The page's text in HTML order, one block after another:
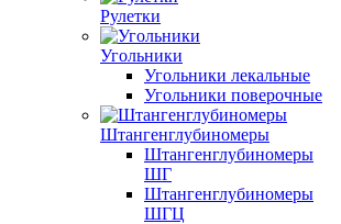
Рулетки
Угольники
Угольники лекальные
Угольники поверочные
Штангенглубиномеры
Штангенглубиномеры
ШГ
Штангенглубиномеры
ШГЦ